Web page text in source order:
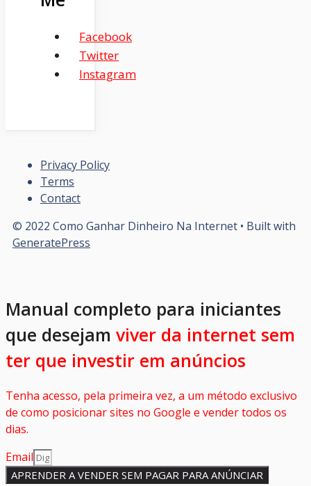
Facebook
Twitter
Instagram
Privacy Policy
Terms
Contact
© 2022 Como Ganhar Dinheiro Na Internet • Built with
GeneratePress
Manual completo para iniciantes
que desejam viver da internet sem
ter que investir em anúncios
Tenha acesso, pela primeira vez, a um método exclusivo
de como posicionar sites no Google e vender todos os
dias.
Email
APRENDER A VENDER SEM PAGAR PARA ANÚNCIAR